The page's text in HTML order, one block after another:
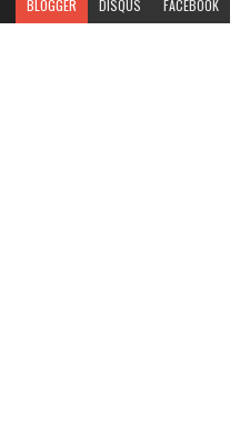
BLOGGER DISQUS FACEBOOK